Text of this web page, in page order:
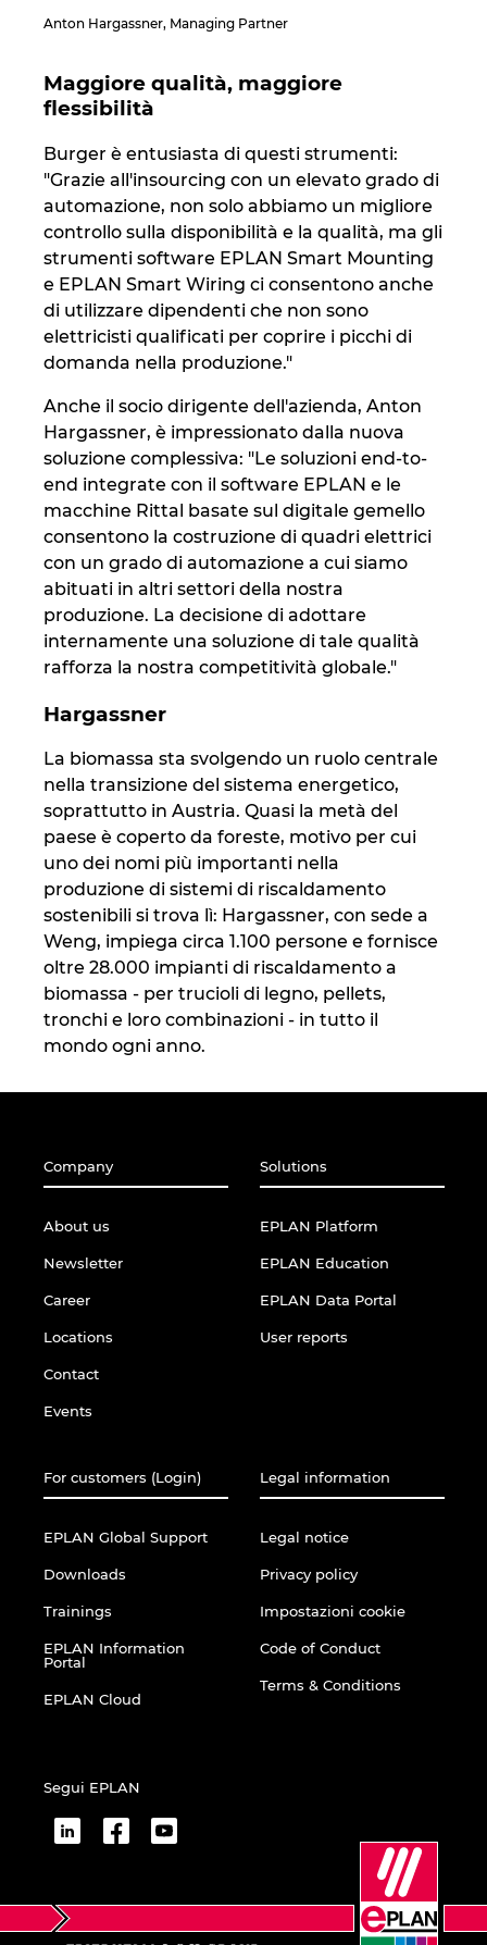
Anton Hargassner, Managing Partner
Maggiore qualità, maggiore
flessibilità
Burger è entusiasta di questi strumenti:
"Grazie all'insourcing con un elevato grado di
automazione, non solo abbiamo un migliore
controllo sulla disponibilità e la qualità, ma gli
strumenti software EPLAN Smart Mounting
e EPLAN Smart Wiring ci consentono anche
di utilizzare dipendenti che non sono
elettricisti qualificati per coprire i picchi di
domanda nella produzione."
Anche il socio dirigente dell'azienda, Anton
Hargassner, è impressionato dalla nuova
soluzione complessiva: "Le soluzioni end-to-
end integrate con il software EPLAN e le
macchine Rittal basate sul digitale gemello
consentono la costruzione di quadri elettrici
con un grado di automazione a cui siamo
abituati in altri settori della nostra
produzione. La decisione di adottare
internamente una soluzione di tale qualità
rafforza la nostra competitività globale."
Hargassner
La biomassa sta svolgendo un ruolo centrale
nella transizione del sistema energetico,
soprattutto in Austria. Quasi la metà del
paese è coperto da foreste, motivo per cui
uno dei nomi più importanti nella
produzione di sistemi di riscaldamento
sostenibili si trova lì: Hargassner, con sede a
Weng, impiega circa 1.100 persone e fornisce
oltre 28.000 impianti di riscaldamento a
biomassa - per trucioli di legno, pellets,
tronchi e loro combinazioni - in tutto il
mondo ogni anno.
Company
About us
Newsletter
Career
Locations
Contact
Events
Solutions
EPLAN Platform
EPLAN Education
EPLAN Data Portal
User reports
For customers (Login)
EPLAN Global Support
Downloads
Trainings
EPLAN Information
Portal
EPLAN Cloud
Legal information
Legal notice
Privacy policy
Impostazioni cookie
Code of Conduct
Terms & Conditions
Segui EPLAN